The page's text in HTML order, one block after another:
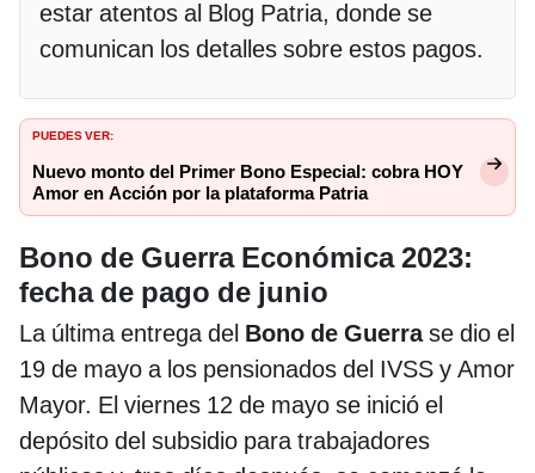
estar atentos al Blog Patria, donde se
comunican los detalles sobre estos pagos.
PUEDES VER:
Nuevo monto del Primer Bono Especial: cobra HOY
Amor en Acción por la plataforma Patria
Bono de Guerra Económica 2023:
fecha de pago de junio
La última entrega del Bono de Guerrase dio el
19 de mayo a los pensionados del IVSS y Amor
Mayor. El viernes 12 de mayo se inició el
depósito del subsidio para trabajadores